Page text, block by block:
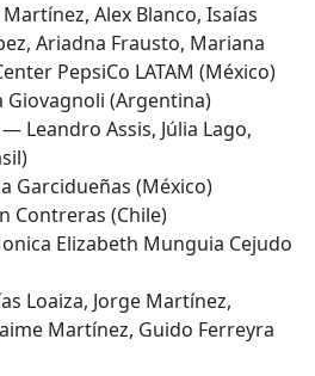
Alex Blanco, Isaías
Ariadna Frausto, Mariana
PepsiCo LATAM (México)
(Argentina)
Leandro Assis, Júlia Lago,
Garcidueñas (México)
Contreras (Chile)
Elizabeth Munguia Cejudo
Loaiza, Jorge Martínez,
Martínez, Guido Ferreyra